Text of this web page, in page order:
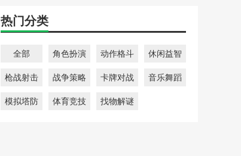
热门分类
全部 角色扮演 动作格斗 休闲益智
枪战射击 战争策略 卡牌对战 音乐舞蹈
模拟塔防 体育竞技 找物解谜